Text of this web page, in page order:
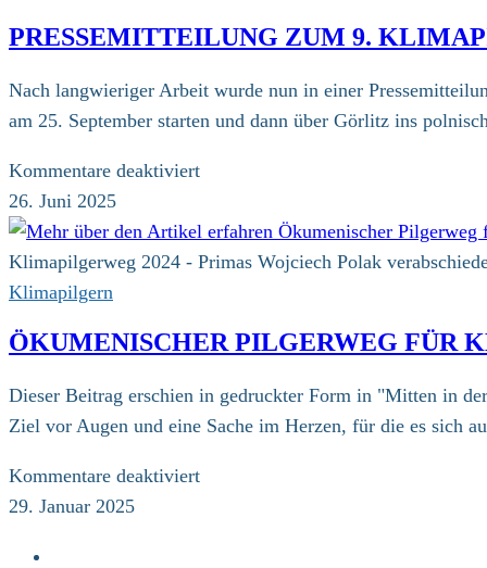
dla
PRESSEMITTEILUNG ZUM 9.
Nach langwieriger Arbeit wurde nun in einer
am 25. September starten und dann über Görlitz ins
Kommentare deaktiviertfür
zum
9.
26. Juni 2025
Klimapilgerweg 2024 - Primas Wojciech Polak
Klimapilgern
ÖKUMENISCHER PILGERWEG FÜR
Dieser Beitrag erschien in gedruckter Form in "Mitten in
Ziel vor Augen und eine Sache im Herzen, für die es sich
Kommentare deaktiviertfür
29. Januar 2025